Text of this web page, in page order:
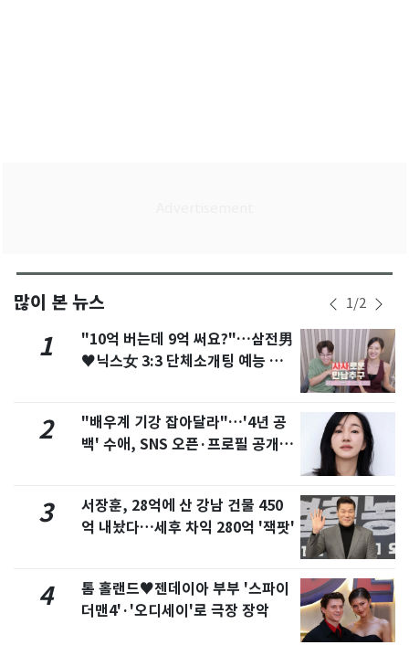
많이 본 뉴스 1/2
1
"10억 버는데 9억 써요?"…삼전男
♥닉스女 3:3 단체소개팅 예능 화
2
"배우계 기강 잡아달라"…'4년 공
백' 수애, SNS 오픈·프로필 공개
3
서장훈, 28억에 산 강남 건물 450
억 내놨다…세후 차익 280억 '잭팟'
4
톰 홀랜드♥젠데이아 부부 '스파이
더맨4'·'오디세이'로 극장 장악